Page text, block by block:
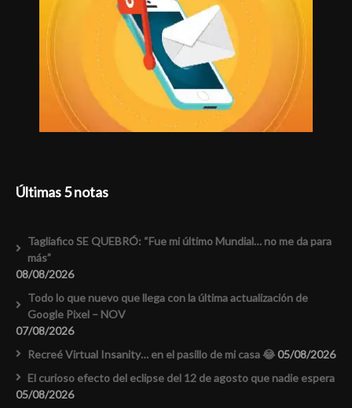
Últimas 5 notas
Tagliafico SE QUEBRÓ: “Fue mi último Mundial… no me da para
más”
08/08/2026
Todo lo que nuevo que llega con la última actualización de
Google Pixel – NOV
07/08/2026
Recreé Virtual Insanity… en el pasillo de mi casa 😂05/08/2026
El curioso efecto del eclipse del 12 de agosto que nadie espera
05/08/2026